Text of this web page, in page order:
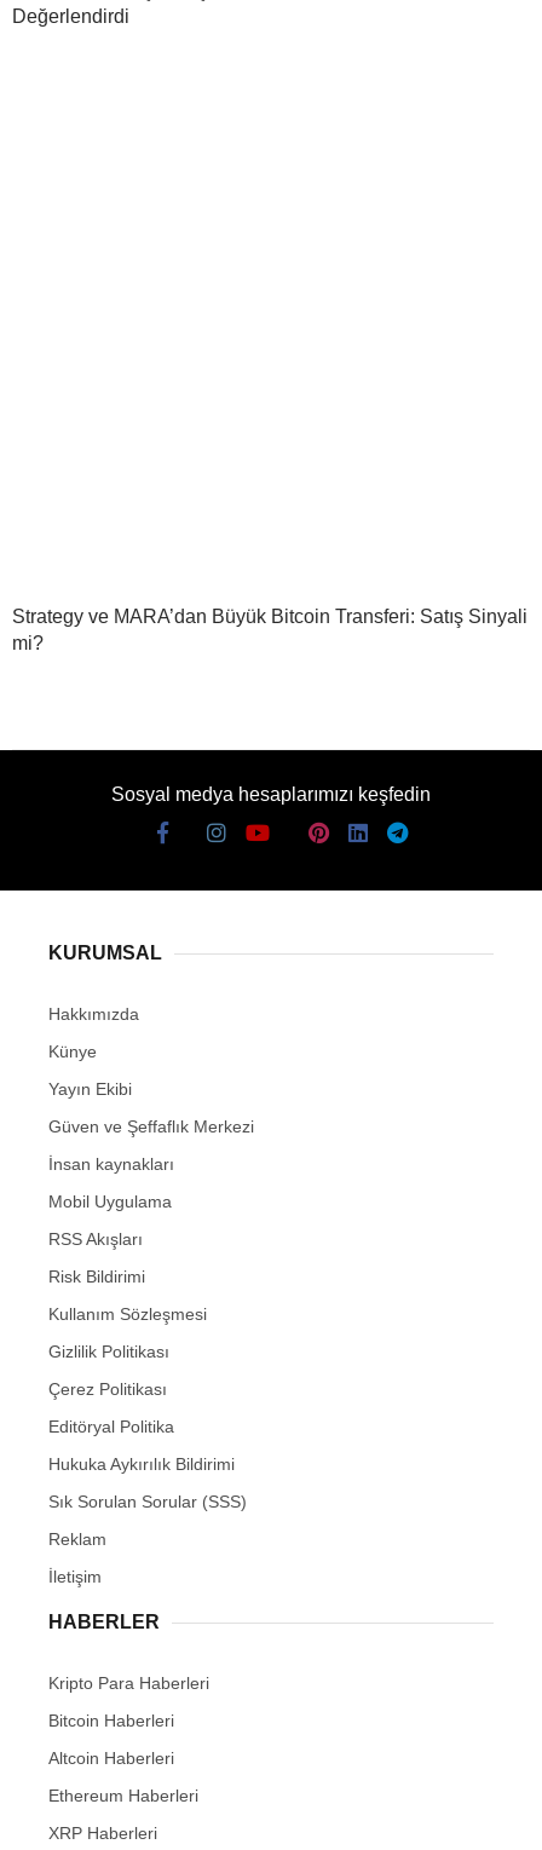
Değerlendirdi
Strategy ve MARA’dan Büyük Bitcoin Transferi: Satış Sinyali
mi?
Sosyal medya hesaplarımızı keşfedin
KURUMSAL
Hakkımızda
Künye
Yayın Ekibi
Güven ve Şeffaflık Merkezi
İnsan kaynakları
Mobil Uygulama
RSS Akışları
Risk Bildirimi
Kullanım Sözleşmesi
Gizlilik Politikası
Çerez Politikası
Editöryal Politika
Hukuka Aykırılık Bildirimi
Sık Sorulan Sorular (SSS)
Reklam
İletişim
HABERLER
Kripto Para Haberleri
Bitcoin Haberleri
Altcoin Haberleri
Ethereum Haberleri
XRP Haberleri